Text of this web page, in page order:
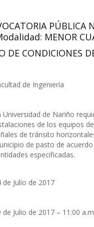
PÚBLICA
MENOR
DE CONDICIONES
de Ingeniería
Universidad de Nariño
de los equipos
de tránsito
de pasto de
especificadas.
de Julio de 2017
de Julio de 2017 – 11:00 a.m